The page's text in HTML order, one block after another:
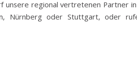
unsere regional vertretenen Partner
Nürnberg oder Stuttgart, oder